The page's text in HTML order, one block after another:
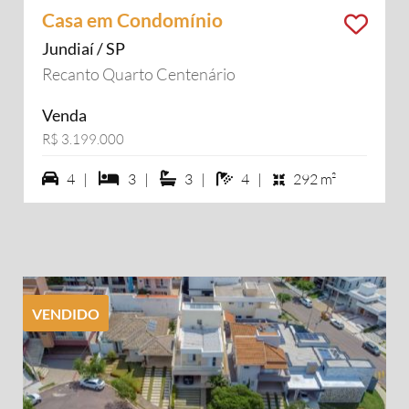
Casa em Condomínio
Jundiaí / SP
Recanto Quarto Centenário
Venda
R$ 3.199.000
4 vagas na garagem
4 | 3 dormiórios
3 | 3 suítes
3 | 4 banheiros
4 | 292 m²
VENDIDO